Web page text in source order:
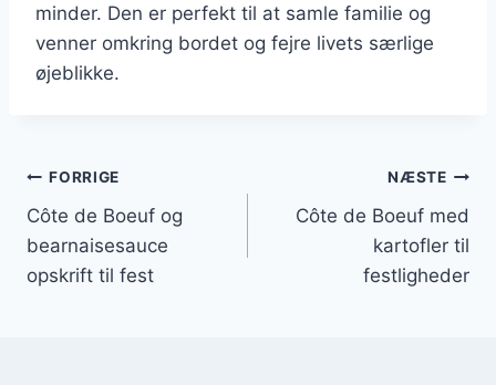
minder. Den er perfekt til at samle familie og
venner omkring bordet og fejre livets særlige
øjeblikke.
Indlægsnavigation
FORRIGE
Côte de Boeuf og
bearnaisesauce
opskrift til fest
NÆSTE
Côte de Boeuf med
kartofler til
festligheder